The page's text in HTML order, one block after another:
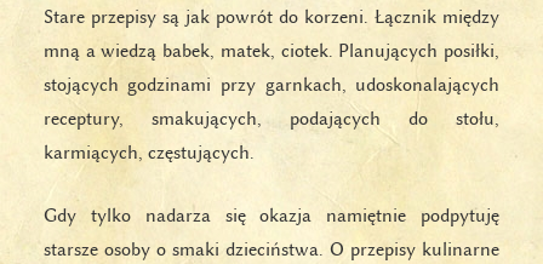
Stare przepisy są jak powrót do korzeni. Łącznik między
mną a wiedzą babek, matek, ciotek. Planujących posiłki,
stojących godzinami przy garnkach, udoskonalających
receptury, smakujących, podających do stołu,
karmiących, częstujących.
Gdy tylko nadarza się okazja namiętnie podpytuję
starsze osoby o smaki dzieciństwa. O przepisy kulinarne